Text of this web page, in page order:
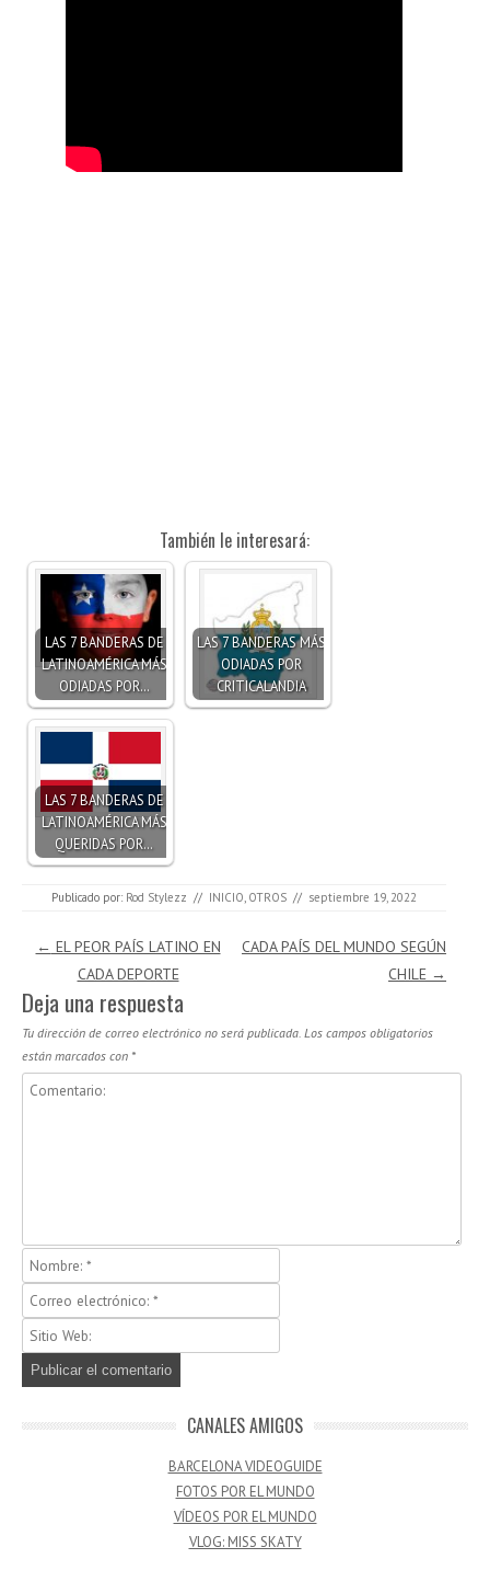
También le interesará:
LAS 7 BANDERAS DE
LATINOAMÉRICA MÁS
ODIADAS POR…
LAS 7 BANDERAS MÁS
ODIADAS POR
CRITICALANDIA
LAS 7 BANDERAS DE
LATINOAMÉRICA MÁS
QUERIDAS POR…
Publicado por: Rod Stylezz // INICIO OTROS // septiembre 19, 2022
Navegación de entradas
← EL PEOR PAÍS LATINO EN
CADA DEPORTE
CADA PAÍS DEL MUNDO SEGÚN
CHILE →
Deja una respuesta
Tu dirección de correo electrónico no será publicada. Los campos obligatorios
están marcados con *
CANALES AMIGOS
BARCELONA VIDEOGUIDE
FOTOS POR EL MUNDO
VÍDEOS POR EL MUNDO
VLOG: MISS SKATY